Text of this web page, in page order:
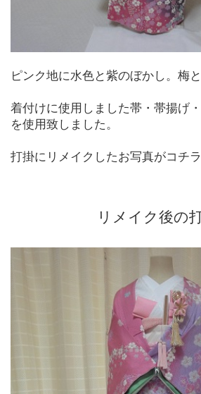
ピンク地に水色と紫のぼかし。梅と
着付けに使用しました帯・帯揚げ
を使用致しました。
打掛にリメイクしたお写真がコチ
リメイク後の